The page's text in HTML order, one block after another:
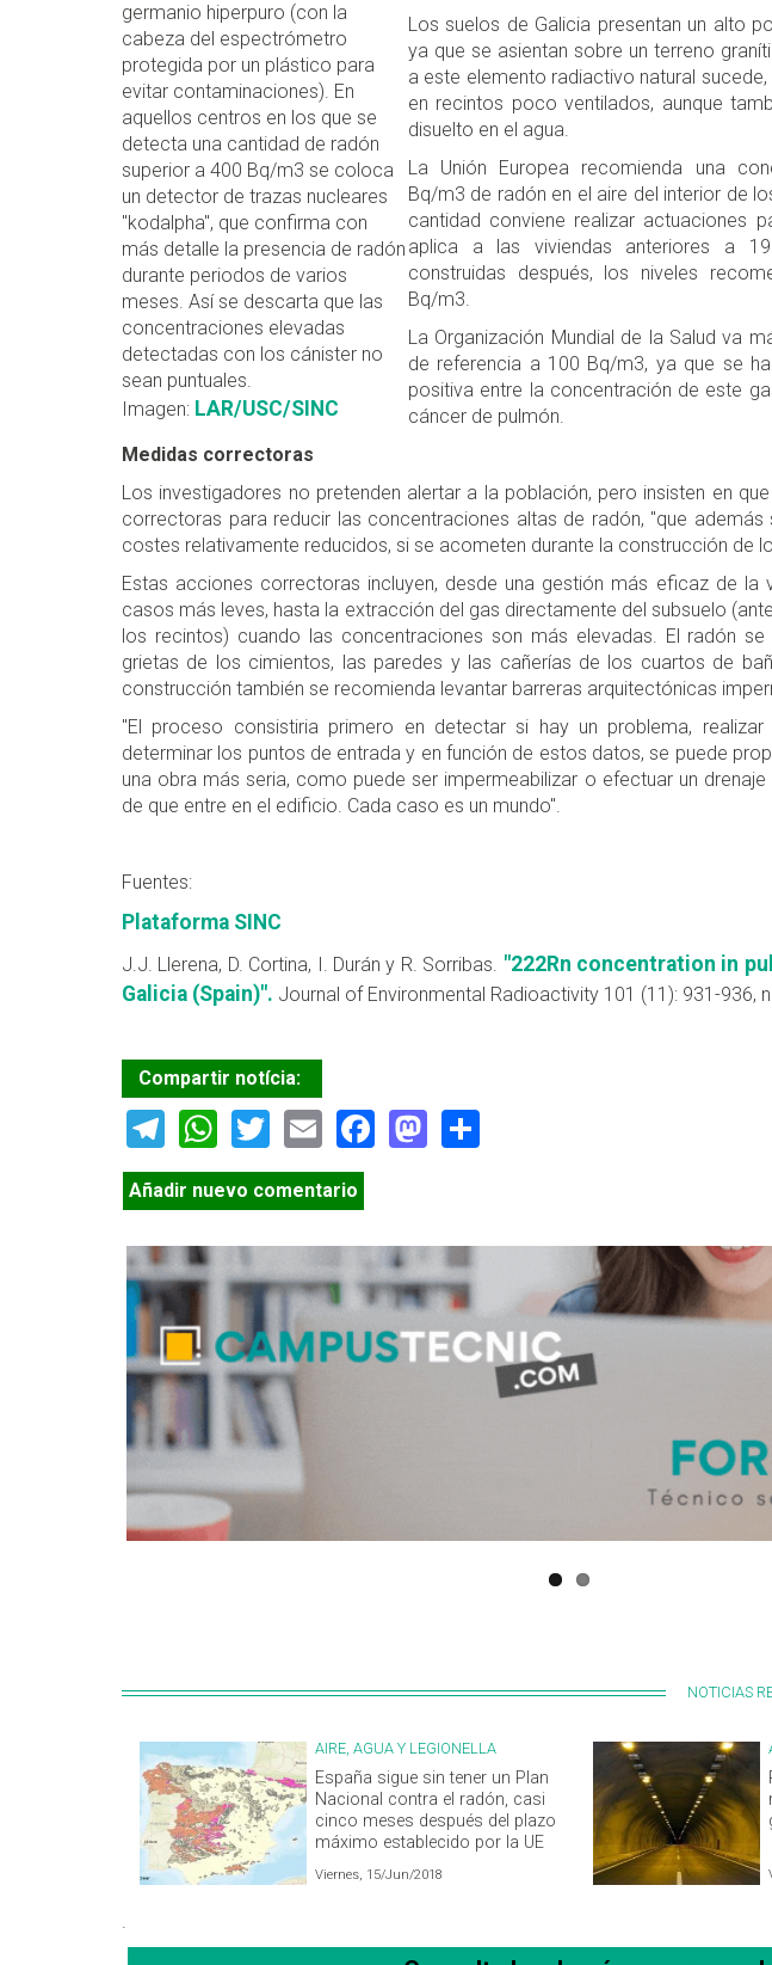
germanio hiperpuro (con la
cabeza del espectrómetro
protegida por un plástico para
evitar contaminaciones). En
aquellos centros en los que se
detecta una cantidad de radón
superior a 400 Bq/m3 se coloca
un detector de trazas nucleares
"kodalpha", que confirma con
más detalle la presencia de radón
durante periodos de varios
meses. Así se descarta que las
concentraciones elevadas
detectadas con los cánister no
sean puntuales.
Imagen: LAR/USC/SINC
Los suelos de Galicia presentan un alto
ya que se asientan sobre un terreno
a este elemento radiactivo natural
en recintos poco ventilados, aunque
disuelto en el agua.
La Unión Europea recomienda una
Bq/m3 de radón en el aire del interior de
cantidad conviene realizar actuaciones
aplica a las viviendas anteriores a
construidas después, los niveles
Bq/m3.
La Organización Mundial de la Salud va
de referencia a 100 Bq/m3, ya que se
positiva entre la concentración de este
cáncer de pulmón.
Medidas correctoras
Los investigadores no pretenden alertar a la población, pero insisten en
correctoras para reducir las concentraciones altas de radón, "que
costes relativamente reducidos, si se acometen durante la construcción de
Estas acciones correctoras incluyen, desde una gestión más eficaz de la
casos más leves, hasta la extracción del gas directamente del subsuelo
los recintos) cuando las concentraciones son más elevadas. El radón
grietas de los cimientos, las paredes y las cañerías de los cuartos de
construcción también se recomienda levantar barreras arquitectónicas
"El proceso consistiria primero en detectar si hay un problema,
determinar los puntos de entrada y en función de estos datos, se puede
una obra más seria, como puede ser impermeabilizar o efectuar un
de que entre en el edificio. Cada caso es un mundo".
Fuentes:
Plataforma SINC
J.J. Llerena, D. Cortina, I. Durán y R. Sorribas. "222Rn concentration in
Galicia (Spain)". Journal of Environmental Radioactivity 101 (11): 931-936,
Compartir notícia:
Telegram
WhatsApp
TwitterEmailFacebook
Mastodon
Añadir nuevo comentario
NOTICIAS
AIRE, AGUA Y LEGIONELLA
España sigue sin tener un Plan
Nacional contra el radón, casi
cinco meses después del plazo
máximo establecido por la UE
Viernes, 15/Jun/2018
.